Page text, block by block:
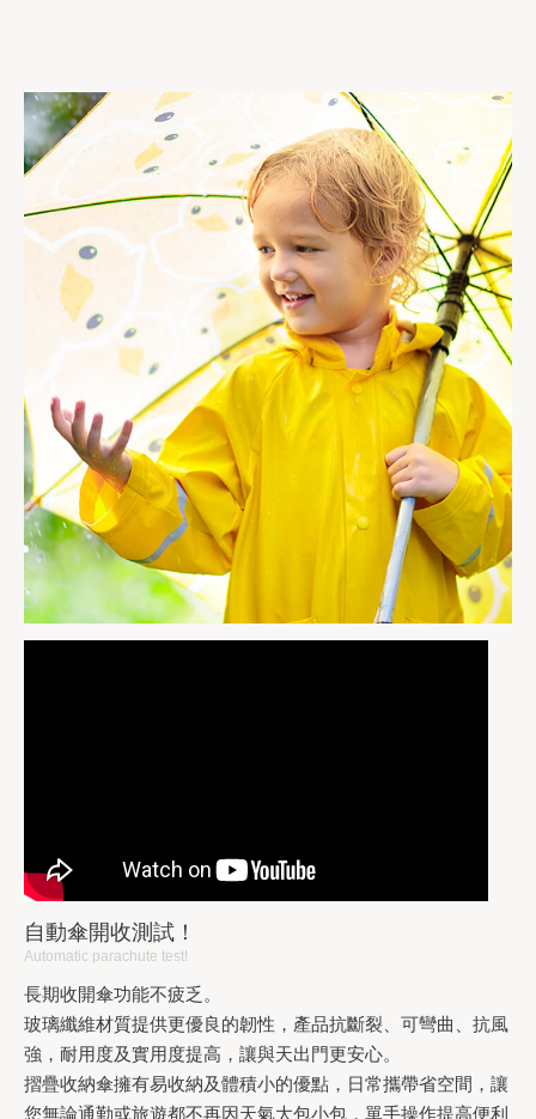
自動傘開收測試！
Automatic parachute test!
長期收開傘功能不疲乏。
玻璃纖維材質提供更優良的韌性，產品抗斷裂、可彎曲、抗風
強，耐用度及實用度提高，讓與天出門更安心。
摺疊收納傘擁有易收納及體積小的優點，日常攜帶省空間，讓
您無論通勤或旅遊都不再因天氣大包小包，單手操作提高便利